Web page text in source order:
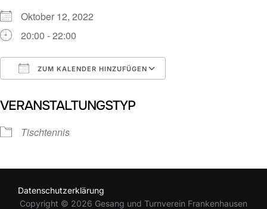
Oktober 12, 2022
20:00 - 22:00
ZUM KALENDER HINZUFÜGEN
VERANSTALTUNGSTYP
Tischtennis
Datenschutzerklärung
Copyright © 2026 Gesang und Turnverein Frankenhausen